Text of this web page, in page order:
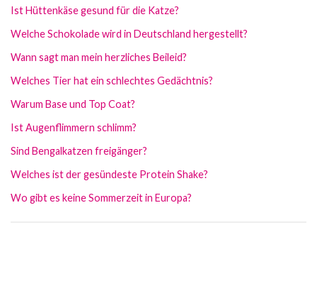
Ist Hüttenkäse gesund für die Katze?
Welche Schokolade wird in Deutschland hergestellt?
Wann sagt man mein herzliches Beileid?
Welches Tier hat ein schlechtes Gedächtnis?
Warum Base und Top Coat?
Ist Augenflimmern schlimm?
Sind Bengalkatzen freigänger?
Welches ist der gesündeste Protein Shake?
Wo gibt es keine Sommerzeit in Europa?